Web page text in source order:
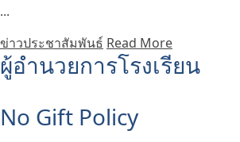
...
ข่าวประชาสัมพันธ์ Read More
ผู้อำนวยการโรงเรียน
No Gift Policy